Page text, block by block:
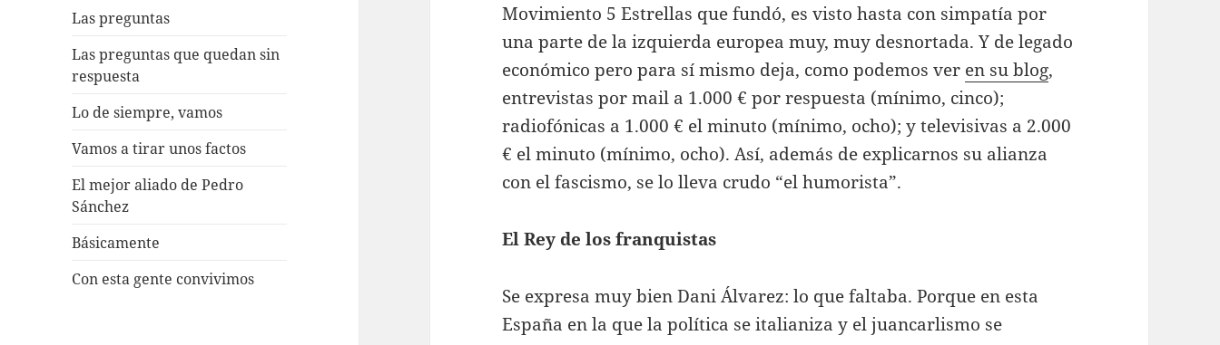
Las preguntas
Las preguntas que quedan sin
respuesta
Lo de siempre, vamos
Vamos a tirar unos factos
El mejor aliado de Pedro
Sánchez
Básicamente
Con esta gente convivimos
Movimiento 5 Estrellas que fundó, es visto hasta con simpatía por
una parte de la izquierda europea muy, muy desnortada. Y de legado
económico pero para sí mismo deja, como podemos ver en su blog,
entrevistas por mail a 1.000 € por respuesta (mínimo, cinco);
radiofónicas a 1.000 € el minuto (mínimo, ocho); y televisivas a 2.000
€ el minuto (mínimo, ocho). Así, además de explicarnos su alianza
con el fascismo, se lo lleva crudo “el humorista”.
El Rey de los franquistas
Se expresa muy bien Dani Álvarez: lo que faltaba. Porque en esta
España en la que la política se italianiza y el juancarlismo se